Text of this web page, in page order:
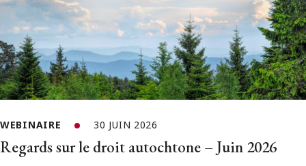
WEBINAIRE 30 JUIN 2026
Regards sur le droit autochtone – Juin 2026